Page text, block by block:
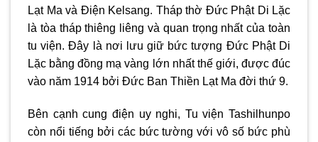
Lạt Ma và Điện Kelsang. Tháp thờ Đức Phật Di Lặc
là tòa tháp thiêng liêng và quan trọng nhất của toàn
tu viện. Đây là nơi lưu giữ bức tượng Đức Phật Di
Lặc bằng đồng mạ vàng lớn nhất thế giới, được đúc
vào năm 1914 bởi Đức Ban Thiền Lạt Ma đời thứ 9.
Bên cạnh cung điện uy nghi, Tu viện Tashilhunpo
còn nổi tiếng bởi các bức tường với vô số bức phù